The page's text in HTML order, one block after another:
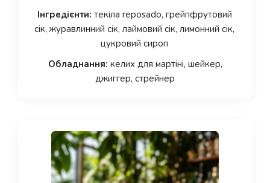
Інгредієнти: текіла reposado, грейпфрутовий
сік, журавлинний сік, лаймовий сік, лимонний сік,
цукровий сироп
Обладнання: келих для мартіні, шейкер,
джиггер, стрейнер